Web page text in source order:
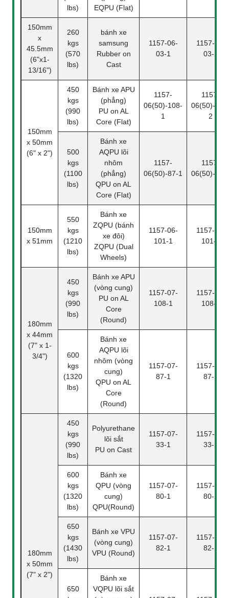
lbs)
EQPU (Flat)
150mm
x
45.5mm
(6"x1-
13/16")
260
kgs
(570
lbs)
bánh xe
samsung
Rubber on
Cast
1157-06-
03-1
1157-06-
03-2
150mm
x 50mm
(6" x 2")
450
kgs
(990
lbs)
Bánh xe APU
(phẳng)
PU on AL
Core (Flat)
1157-
06(50)-108-
1
1157-
06(50)-
2
500
kgs
(1100
lbs)
Bánh xe
AQPU lõi
nhôm
(phẳng)
QPU on AL
Core (Flat)
1157-
06(50)-87-1
1157-
06(50)-87-
150mm
x 51mm
550
kgs
(1210
lbs)
Bánh xe
ZQPU (bánh
xe đôi)
ZQPU (Dual
Wheels)
1157-06-
101-1
1157-06-
101-2
180mm
x 44mm
(7" x 1-
3/4")
450
kgs
(990
lbs)
Bánh xe APU
(vòng cung)
PU on AL
Core
(Round)
1157-07-
108-1
1157-07-
108-2
600
kgs
(1320
lbs)
Bánh xe
AQPU lõi
nhôm (vòng
cung)
QPU on AL
Core
(Round)
1157-07-
87-1
1157-07-
87-2
180mm
x 50mm
(7" x 2")
450
kgs
(990
lbs)
Polyurethane
lõi sắt
PU on Cast
1157-07-
33-1
1157-07-
33-2
600
kgs
(1320
lbs)
Bánh xe
QPU (vòng
cung)
QPU(Round)
1157-07-
80-1
1157-07-
80-2
650
kgs
(1430
lbs)
Bánh xe VPU
(vòng cung)
VPU (Round)
1157-07-
82-1
1157-07-
82-2
650
Bánh xe
VQPU lõi sắt